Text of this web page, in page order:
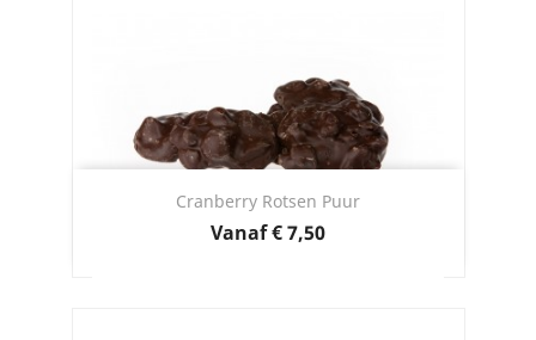
Cranberry Rotsen Puur
VanafPrijs
€ 7,50